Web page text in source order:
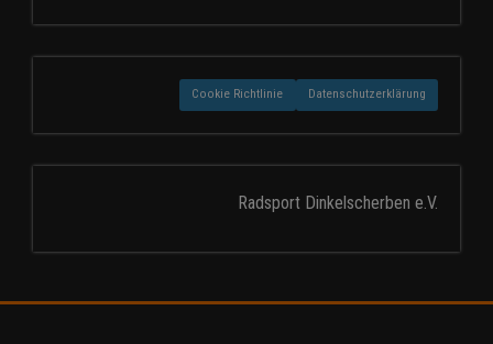
Cookie Richtlinie Datenschutzerklärung
Radsport Dinkelscherben e.V.